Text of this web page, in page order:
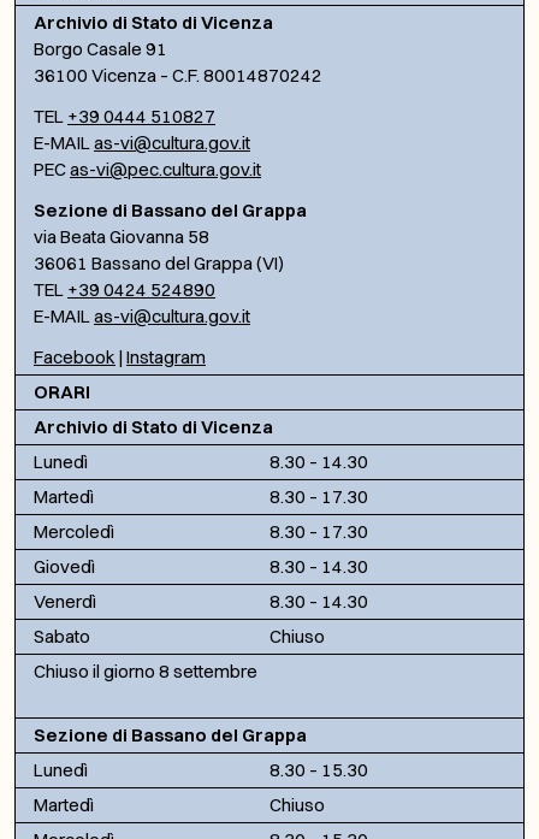
Archivio di Stato di Vicenza
Borgo Casale 91
36100 Vicenza – C.F. 80014870242
TEL +39 0444 510827
E-MAILas-vi@cultura.gov.it
PECas-vi@pec.cultura.gov.it
Sezione di Bassano del Grappa
via Beata Giovanna 58
36061 Bassano del Grappa (VI)
TEL +39 0424 524890
E-MAILas-vi@cultura.gov.it
Facebook | Instagram
ORARI
Archivio di Stato di Vicenza
Lunedì
8.30 – 14.30
Martedì
8.30 – 17.30
Mercoledì
8.30 – 17.30
Giovedì
8.30 – 14.30
Venerdì
8.30 – 14.30
Sabato
Chiuso
Chiuso il giorno 8 settembre
Sezione di Bassano del Grappa
Lunedì
8.30 – 15.30
Martedì
Chiuso